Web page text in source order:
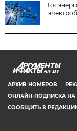
AIF.BY
АРХИВ НОМЕРОВ
ОНЛАЙН-ПОДПИСКА
СООБЩИТЬ В